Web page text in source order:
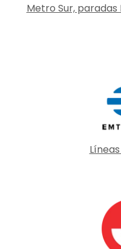
Metro Sur, paradas
Líneas